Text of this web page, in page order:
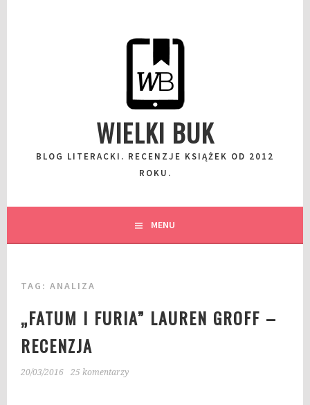
WIELKI BUK
BLOG LITERACKI. RECENZJE KSIĄŻEK OD 2012
ROKU.
MENU
TAG:ANALIZA
„FATUM I FURIA” LAUREN GROFF –
RECENZJA
20/03/2016 25 komentarzy